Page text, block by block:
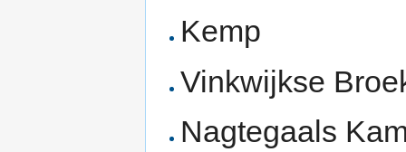
Kemp
Vinkwijkse
Nagtegaals